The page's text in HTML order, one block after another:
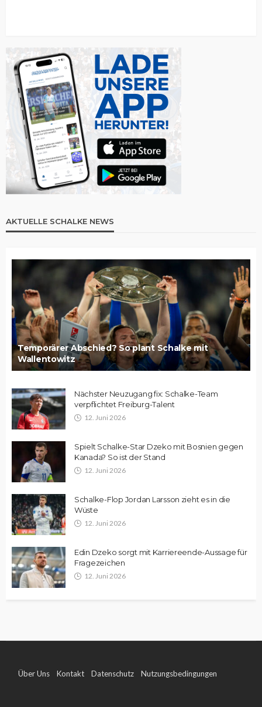
AKTUELLE SCHALKE NEWS
Temporärer Abschied? So plant Schalke mit
Wallentowitz
Nächster Neuzugang fix: Schalke-Team
verpflichtet Freiburg-Talent
12. Juni 2026
Spielt Schalke-Star Dzeko mit Bosnien gegen
Kanada? So ist der Stand
12. Juni 2026
Schalke-Flop Jordan Larsson zieht es in die
Wüste
12. Juni 2026
Edin Dzeko sorgt mit Karriereende-Aussage für
Fragezeichen
12. Juni 2026
Über Uns Kontakt Datenschutz Nutzungsbedingungen